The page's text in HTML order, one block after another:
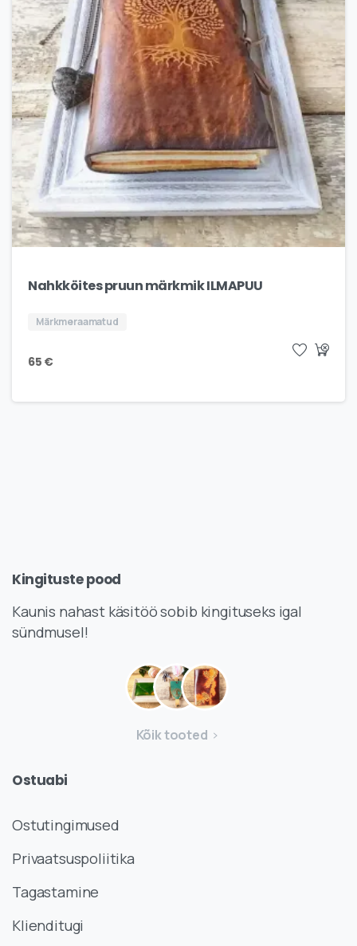
Nahkköites pruun märkmik ILMAPUU
Märkmeraamatud
65 €
Kingitustepood
Kaunis nahast käsitöö sobib kingituseks igal
sündmusel!
Kõik tooted
Ostuabi
Ostutingimused
Privaatsuspoliitika
Tagastamine
Klienditugi